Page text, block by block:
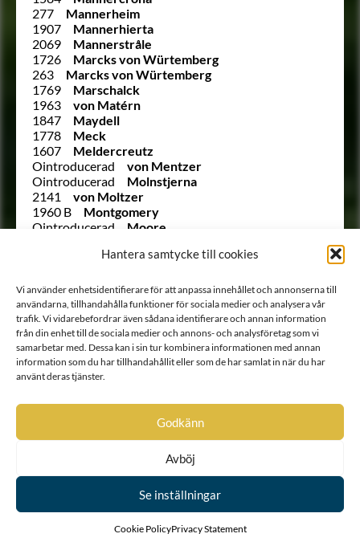
Hantera samtycke till cookies
Vi använder enhetsidentifierare för att anpassa innehållet och annonserna till
användarna, tillhandahålla funktioner för sociala medier och analysera vår
trafik. Vi vidarebefordrar även sådana identifierare och annan information
från din enhet till de sociala medier och annons- och analysföretag som vi
samarbetar med. Dessa kan i sin tur kombinera informationen med annan
information som du har tillhandahållit eller som de har samlat in när du har
använt deras tjänster.
Godkänn
Avböj
Se inställningar
Cookie PolicyPrivacy Statement
277
Mannerheim
1907
Mannerhierta
2069
Mannerstråle
1726
Marcks von Würtemberg
263
Marcks von Würtemberg
1769
Marschalck
1963
von Matérn
1847
Maydell
1778
Meck
1607
Meldercreutz
Ointroducerad
von Mentzer
Ointroducerad
Molnstjerna
2141
von Moltzer
1960 B
Montgomery
Ointroducerad
Moore
von Morian
1796
Munsterhjelm
1663
Möhlman
1876
Möllerheim
1712
von Nackreij
1844
von Nerés
Ointroducerad
von Neügebauer
1806
von Nolcken
1804
Nordenborg
1815
Nordenflycht
Nordenheim